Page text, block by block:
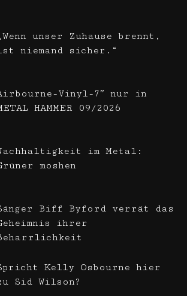
unser Zuhause brennt,
niemand sicher.“
Vinyl-7″ nur in
HAMMER 09/2026
im Metal:
moshen
Biff Byford verrät das
ihrer
Kelly Osbourne hier
Sid Wilson?